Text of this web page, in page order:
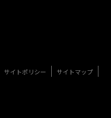
サイトポリシー
サイトマップ